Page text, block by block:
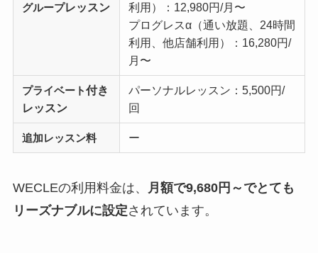
グループレッスン
利用）：12,980円/月〜
プログレスα（通い放題、24時間
利用、他店舗利用）：16,280円/
月〜
プライベート付き
レッスン
パーソナルレッスン：5,500円/
回
追加レッスン料 ー
WECLEの利用料金は、
月額で9,680円～でとても
リーズナブルに設定されています。